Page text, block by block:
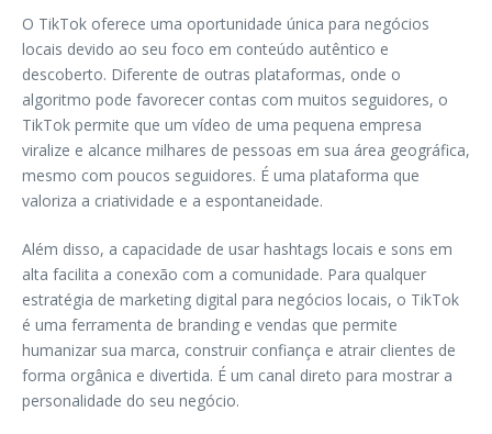
O TikTok oferece uma oportunidade única para negócios
locais devido ao seu foco em conteúdo autêntico e
descoberto. Diferente de outras plataformas, onde o
algoritmo pode favorecer contas com muitos seguidores, o
TikTok permite que um vídeo de uma pequena empresa
viralize e alcance milhares de pessoas em sua área geográfica,
mesmo com poucos seguidores. É uma plataforma que
valoriza a criatividade e a espontaneidade.
Além disso, a capacidade de usar hashtags locais e sons em
alta facilita a conexão com a comunidade. Para qualquer
estratégia de marketing digital para negócios locais, o TikTok
é uma ferramenta de branding e vendas que permite
humanizar sua marca, construir confiança e atrair clientes de
forma orgânica e divertida. É um canal direto para mostrar a
personalidade do seu negócio.